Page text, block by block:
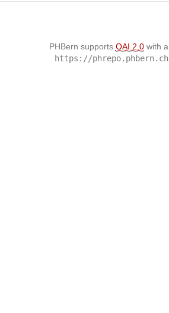
PHBern supports OAI 2.0with a
https://